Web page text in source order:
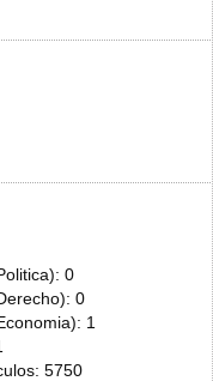
0
0
1
5750